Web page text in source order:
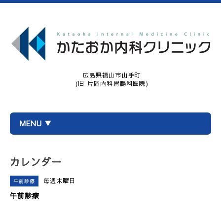
広島県福山市山手町
(旧 片岡内科胃腸科医院)
MENU ▼
カレンダー
午前診療 毎週木曜日
午前診療